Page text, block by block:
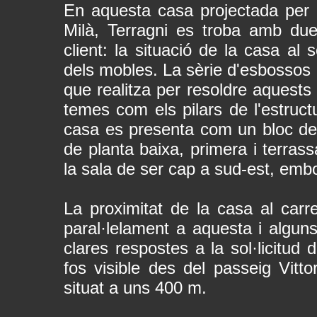
En aquesta casa projectada
Milà, Terragni es troba amb
client: la situació de la casa al
dels mobles. La sèrie
que realitza per resoldre
temes com els pilars de
casa es presenta com un bloc
de planta baixa, primera i
la sala de ser cap a sud-est,
La proximitat de la casa al
paral·lelament a aquesta i
clares respostes a la sol·licitud
fos visible des del passeig
situat a uns 400 m.